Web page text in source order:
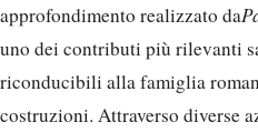
approfondimento realizzato da
uno dei contributi più rilevanti
riconducibili alla famiglia
costruzioni. Attraverso diverse